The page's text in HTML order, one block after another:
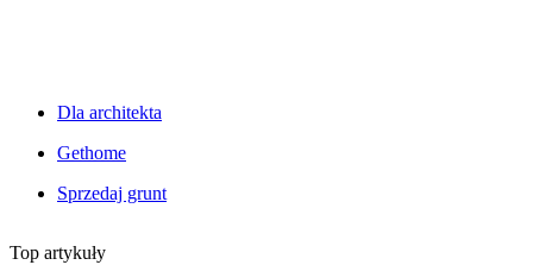
Dla architekta
Gethome
Sprzedaj grunt
Top artykuły